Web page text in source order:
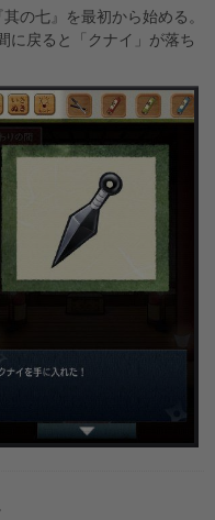
の七』を最初から始める。
に戻ると「クナイ」が落ち